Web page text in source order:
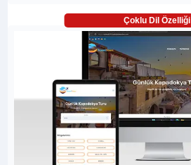
Çoklu Dil Özelliği